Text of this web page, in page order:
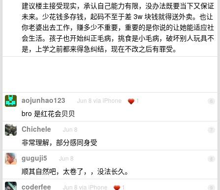
建议楼主接受现实，承认自己能力有限，没办法既要当下又保证
未来。少花钱多存钱，起码不至于差 3w 块钱就得送外卖。也让
你老婆出去工作，赚多少不重要，重要的是你说的让她能适应社
会生活。孩子也开始纠正毛病，挑食是小毛病，破坏别人玩具不
是，上学之前都来得急纠结，现在不改之后有罪受。
6
aojunhao123 Jun 8 via iPhone 1
bro 是红花会贝贝
7
Chichele Jun 8
非常理解，部分感同身受
8
guguji5 Jun 8
顺其自然吧，太卷了，，没法长久。
9
coderfee Jun 8 via iPhone 1